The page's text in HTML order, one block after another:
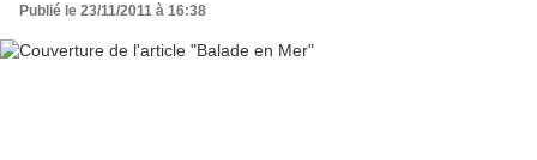
Publié le 23/11/2011 à 16:38